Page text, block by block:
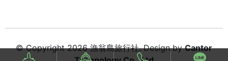
© Copyright 2026 漁翁島旅行社. Design byCantor